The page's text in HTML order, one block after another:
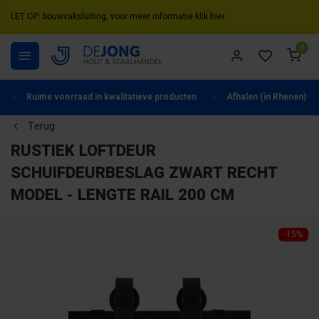
LET OP: bouwvaksluiting, voor meer informatie klik hier.
0
Ruime voorraad in kwalitatieve producten Afhalen (in Rhenen)
Terug
RUSTIEK LOFTDEUR
SCHUIFDEURBESLAG ZWART RECHT
MODEL - LENGTE RAIL 200 CM
-15%